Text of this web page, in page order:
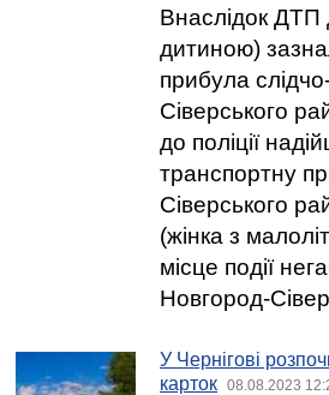
Внаслідок ДТП
дитиною)
прибула
Сіверського
до поліції
транспортну
Сіверського
(жінка з
місце події
Новгород-
У Чернігові
карток
08.08.2023